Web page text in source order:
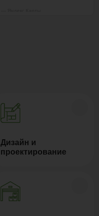
Дизайн и
проектирование